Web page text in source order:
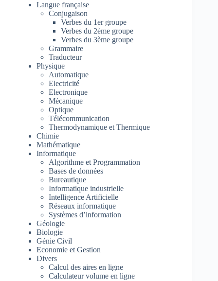
Langue française
Conjugaison
Verbes du 1er groupe
Verbes du 2ème groupe
Verbes du 3ème groupe
Grammaire
Traducteur
Physique
Automatique
Electricité
Electronique
Mécanique
Optique
Télécommunication
Thermodynamique et Thermique
Chimie
Mathématique
Informatique
Algorithme et Programmation
Bases de données
Bureautique
Informatique industrielle
Intelligence Artificielle
Réseaux informatique
Systèmes d’information
Géologie
Biologie
Génie Civil
Economie et Gestion
Divers
Calcul des aires en ligne
Calculateur volume en ligne